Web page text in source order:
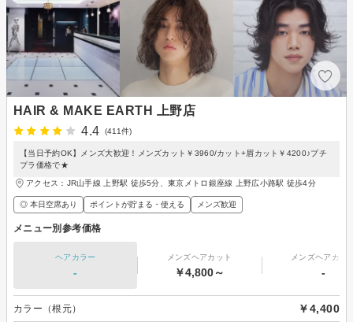
HAIR & MAKE EARTH 上野店
4.4
(411件)
【当日予約OK】メンズ大歓迎！メンズカット￥3960/カット+眉カット￥4200♪プチ
プラ価格で★
アクセス：JR山手線 上野駅 徒歩5分、東京メトロ銀座線 上野広小路駅 徒歩4分
◎ 本日空席あり ポイントが貯まる・使える メンズ歓迎
メニュー別参考価格
ヘアカラー
-
メンズヘアカット
￥4,800～
メンズヘアカラ
-
カラー（根元） ￥4,400